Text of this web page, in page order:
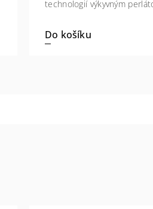
Do košíku
technologií výkyvným